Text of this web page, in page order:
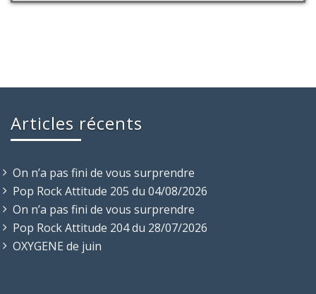
Articles récents
On n’a pas fini de vous surprendre
Pop Rock Attitude 205 du 04/08/2026
On n’a pas fini de vous surprendre
Pop Rock Attitude 204 du 28/07/2026
OXYGENE de juin